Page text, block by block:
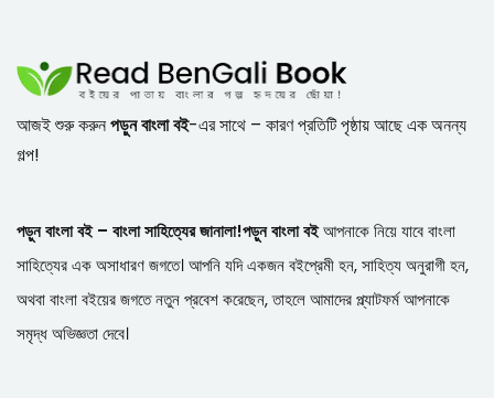
আজই শুরু করুনপড়ুন বাংলা বই-এর সাথে – কারণ প্রতিটি পৃষ্ঠায় আছে এক অনন্য
গল্প!
পড়ুন বাংলা বই – বাংলা সাহিত্যের জানালা!পড়ুন বাংলা বইআপনাকে নিয়ে যাবে বাংলা
সাহিত্যের এক অসাধারণ জগতে। আপনি যদি একজন বইপ্রেমী হন, সাহিত্য অনুরাগী হন,
অথবা বাংলা বইয়ের জগতে নতুন প্রবেশ করেছেন, তাহলে আমাদের প্ল্যাটফর্ম আপনাকে
সমৃদ্ধ অভিজ্ঞতা দেবে।